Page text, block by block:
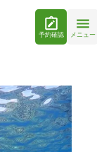
予約確認 メニュー